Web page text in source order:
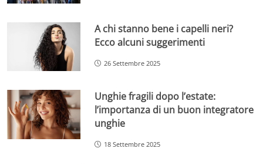
A chi stanno bene i capelli neri?
Ecco alcuni suggerimenti
26 Settembre 2025
Unghie fragili dopo l’estate:
l’importanza di un buon integratore
unghie
18 Settembre 2025